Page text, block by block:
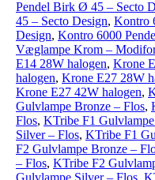
Pendel Birk Ø 45 – Secto
45 – Secto Design, Kontro
Design, Kontro 6000
Væglampe Krom –
E14 28W halogen, Krone
halogen, Krone E27 28W
Krone E27 42W halogen,
Gulvlampe Bronze – Flos,
Flos, KTribe F1
Silver – Flos, KTribe F1
F2 Gulvlampe Bronze –
– Flos, KTribe F2
Gulvlampe Silver – Flos,